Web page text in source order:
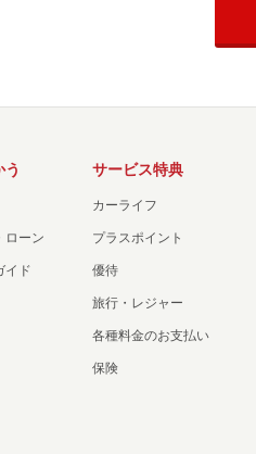
う
ローン
イド
サービス特典
カーライフ
プラスポイント
優待
旅行・レジャー
各種料金のお支払い
保険